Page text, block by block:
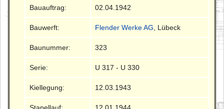
Bauauftrag: 02.04.1942
Bauwerft: Flender Werke AG , Lübeck
Baunummer: 323
Serie: U 317 - U 330
Kiellegung: 12.03.1943